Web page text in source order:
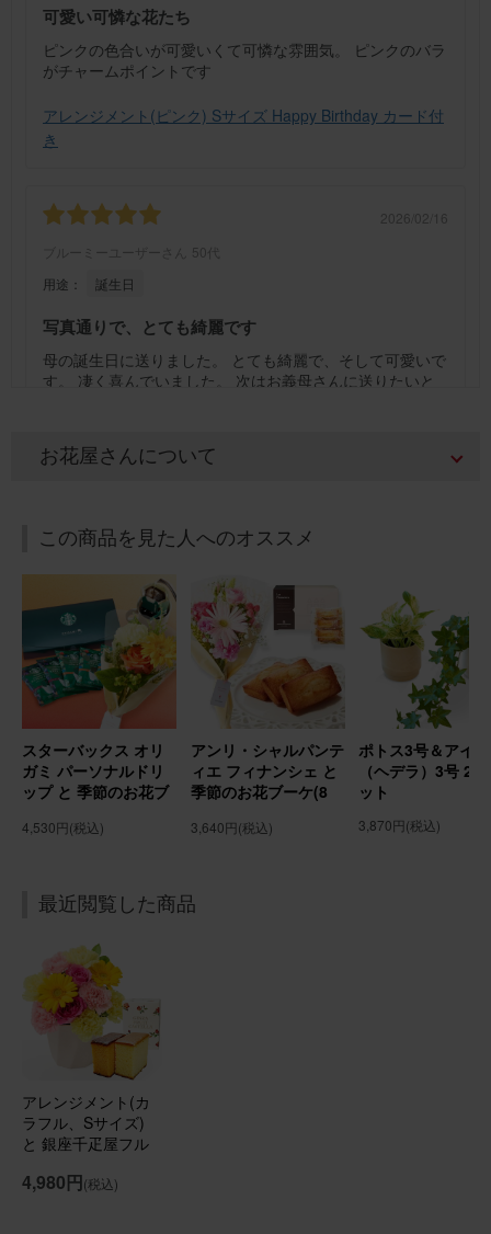
可愛い可憐な花たち
ピンクの色合いが可愛いくて可憐な雰囲気。 ピンクのバラ
がチャームポイントです
アレンジメント(ピンク) Sサイズ Happy Birthday カード付
き
2026/02/16
ブルーミーユーザーさん
50代
用途：
誕生日
写真通りで、とても綺麗です
母の誕生日に送りました。 とても綺麗で、そして可愛いで
す。 凄く喜んでいました。 次はお義母さんに送りたいと
アレンジメント(黄色) Sサイズ Happy Birthday カード付き
誕生日プレゼントに
母の誕生日プレゼントに送りました。 花は好きだけれど、
自分で買うのは中々ハードルが高いので嬉しいと喜んでも
らえました。
アレンジメント(ピンク) Sサイズ
2026/02/02
用途：
誕生日
誕生日プレゼントに贈りました
友人母の誕生日プレゼントに贈らせていただきました。 お
部屋が華やかになったと喜んで貰えました！
アレンジメント(ピンク)Sサイズ Happy Birthdayバルーン
ブルーミーユーザーさん
お花屋さんについて
この商品を見た人へのオススメ
スターバックス オリ
ガミ パーソナルドリ
ップ と 季節のお花ブ
youカード付き
4,530円(税込)
アンリ・シャルパンテ
ィエ フィナンシェ と
季節のお花ブーケ(8
ド付き
3,640円(税込)
ポトス3号＆アイ
（ヘデラ）3号 2
ット
3,870円(税込)
最近閲覧した商品
アレンジメント(カ
ラフル、Sサイズ)
と 銀座千疋屋フル
ット
4,980円(税込)